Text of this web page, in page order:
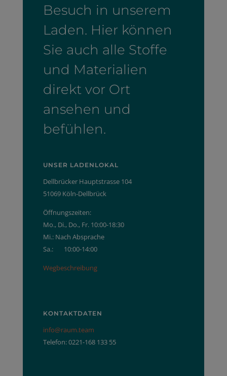
Besuch in unserem
Laden. Hier können
Sie auch alle Stoffe
und Materialien
direkt vor Ort
ansehen und
befühlen.
UNSER LADENLOKAL
Dellbrücker Hauptstrasse 104
51069 Köln-Dellbrück
Öffnungszeiten:
Mo., Di., Do., Fr. 10:00-18:30
Mi.: Nach Absprache
Sa.: 10:00-14:00
Wegbeschreibung
KONTAKTDATEN
info@raum.team
Telefon: 0221-168 133 55